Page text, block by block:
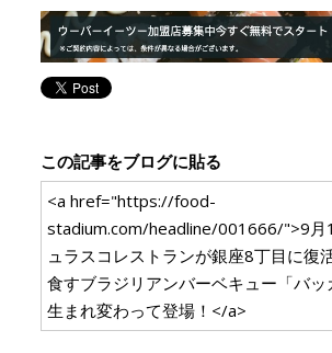
この記事をブログに貼る
<a href="https://food-
stadium.com/headline/001666/">9月
ュラスコレストランが銀座8丁目に復
食すブラジリアンバーベキュー「バ
生まれ変わって登場！</a>